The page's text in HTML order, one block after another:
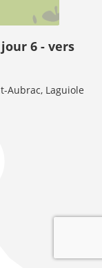
6 - vers
Aubrac, Laguiole